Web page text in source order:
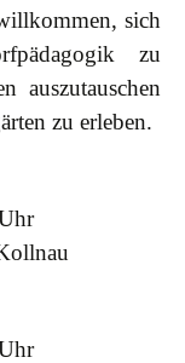
sich
zu
auszutauschen
zu erleben.